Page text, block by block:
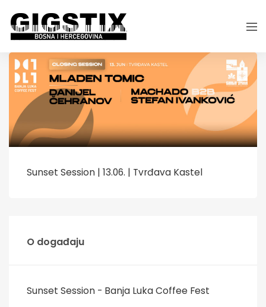
Sunset Session | 13.06. | Tvrđava Kastel
O događaju
Sunset Session - Banja Luka Coffee Fest